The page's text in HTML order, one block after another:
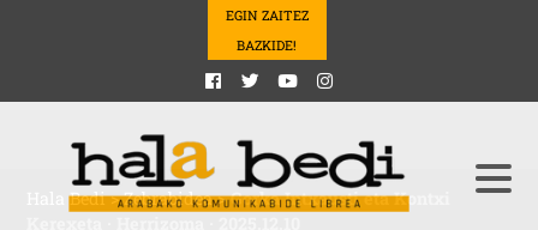
EGIN ZAITEZ
BAZKIDE!
Hala Bedi>Zebrabidea>Gorka Intxausti eta Kontxi